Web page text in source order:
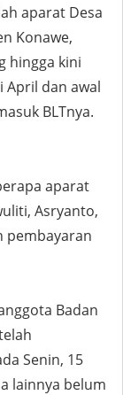
aparat Desa
Konawe,
hingga kini
April dan awal
BLTnya.
aparat
Asryanto,
pembayaran
Badan
Senin, 15
lainnya belum